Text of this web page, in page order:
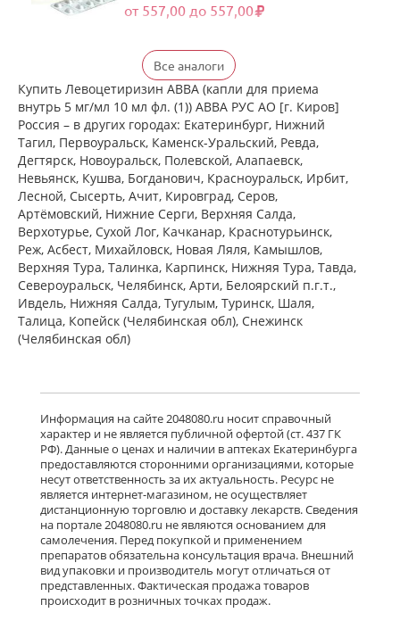
от 557,00 до 557,00
Ксизал (таблетки покрытые
пленочной оболочкой 5 мг N14) ЮСБ
Фаршим С.А. - Швейцария
есть в 3 аптеках
от 727,00 до 727,00
Ксизал (таблетки покрытые
пленочной оболочкой 5 мг N7) ЮСБ
Фаршим С.А. - Швейцария
есть в 3 аптеках
от 442,00 до 442,00
Ксизал (капли для приема внутрь 5
мг/мл 10 мл, флакон-капельница)
ЮСБ Фаршим С.А., Эйсика
Фармасьютикалз С.р.Л. - Италия
есть в 3 аптеках
Гленцет (таблетки покрытые
пленочной оболочкой 5 мг N10)
Гленмарк Дженерикс Лимитед -
Индия
Нет в аптеках города
Гленцет (таблетки покрытые
пленочной оболочкой 5 мг N14)
Гленмарк Дженерикс Лимитед -
Индия
Нет в аптеках города
Все аналоги
Купить Левоцетиризин АВВА (капли для приема
внутрь 5 мг/мл 10 мл фл. (1)) АВВА РУС АО [г. Киров]
Россия – в других городах: Екатеринбург, Нижний
Тагил, Первоуральск, Каменск-Уральский, Ревда,
Дегтярск, Новоуральск, Полевской, Алапаевск,
Невьянск, Кушва, Богданович, Красноуральск, Ирбит,
Лесной, Сысерть, Ачит, Кировград, Серов,
Артёмовский, Нижние Cерги, Верхняя Салда,
Верхотурье, Сухой Лог, Качканар, Краснотурьинск,
Реж, Асбест, Михайловск, Новая Ляля, Камышлов,
Верхняя Тура, Талинка, Карпинск, Нижняя Тура, Тавда,
Североуральск, Челябинск, Арти, Белоярский п.г.т.,
Ивдель, Нижняя Салда, Тугулым, Туринск, Шаля,
Талица, Копейск (Челябинская обл), Снежинск
(Челябинская обл)
Информация на сайте 2048080.ru носит справочный
характер и не является публичной офертой (ст. 437 ГК
РФ). Данные о ценах и наличии в аптеках Екатеринбурга
предоставляются сторонними организациями, которые
несут ответственность за их актуальность. Ресурс не
является интернет-магазином, не осуществляет
дистанционную торговлю и доставку лекарств. Сведения
на портале 2048080.ru не являются основанием для
самолечения. Перед покупкой и применением
препаратов обязательна консультация врача. Внешний
вид упаковки и производитель могут отличаться от
представленных. Фактическая продажа товаров
происходит в розничных точках продаж.